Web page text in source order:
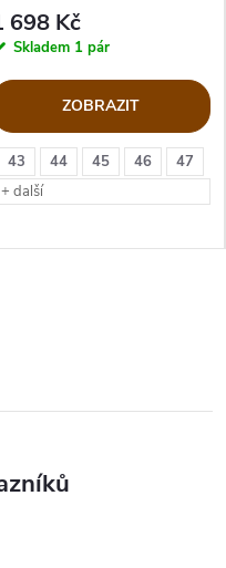
43 44 45 46
47
+ další
698 Kč
Skladem 1 pár
ZOBRAZIT